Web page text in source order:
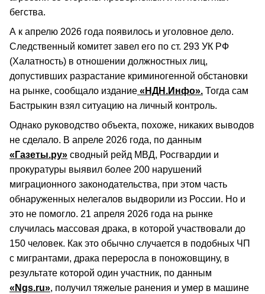
бегства.
А к апрелю 2026 года появилось и уголовное дело.
Следственный комитет завел его по ст. 293 УК РФ
(Халатность) в отношении должностных лиц,
допустивших разрастание криминогенной обстановки
на рынке, сообщало издание «НДН.Инфо». Тогда сам
Бастрыкин взял ситуацию на личный контроль.
Однако руководство объекта, похоже, никаких выводов
не сделало. В апреле 2026 года, по данным
«Газеты.ру» сводный рейд МВД, Росгвардии и
прокуратуры выявил более 200 нарушений
миграционного законодательства, при этом часть
обнаруженных нелегалов выдворили из России. Но и
это не помогло. 21 апреля 2026 года на рынке
случилась массовая драка, в которой участвовали до
150 человек. Как это обычно случается в подобных ЧП
с мигрантами, драка переросла в поножовщину, в
результате которой один участник, по данным
«Ngs.ru», получил тяжелые ранения и умер в машине